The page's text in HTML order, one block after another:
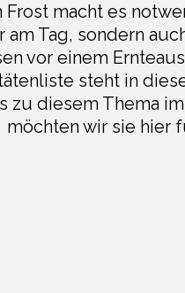
Frost macht es
am Tag, sondern
vor einem
steht in
zu diesem Thema
möchten wir sie hier